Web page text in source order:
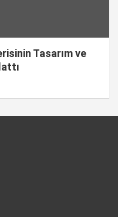
Tasarım ve